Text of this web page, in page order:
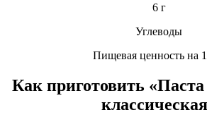
6 г
Углеводы
Пищевая ценность на
Как приготовить